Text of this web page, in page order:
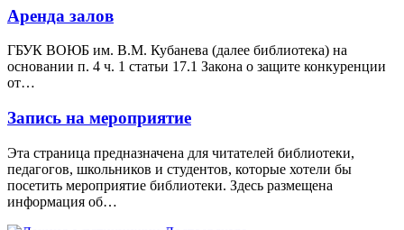
Аренда залов
ГБУК ВОЮБ им. В.М. Кубанева (далее библиотека) на
основании п. 4 ч. 1 статьи 17.1 Закона о защите конкуренции
от…
Запись на мероприятие
Эта страница предназначена для читателей библиотеки,
педагогов, школьников и студентов, которые хотели бы
посетить мероприятие библиотеки. Здесь размещена
информация об…